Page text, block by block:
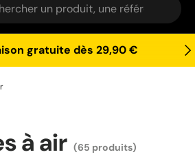
gratuite dès 29,90 €
à air (65 produits)